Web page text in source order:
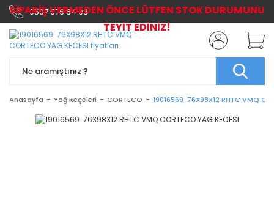
0507 576 64 03
Anasayfa Yağ Keçeleri CORTECO 19016569 76X98X12 RHTC VMQ
SİPARİŞ VERMEDEN ÖNCE LÜTFEN STOK DURUMUNU
TEYİT EDİNİZ!